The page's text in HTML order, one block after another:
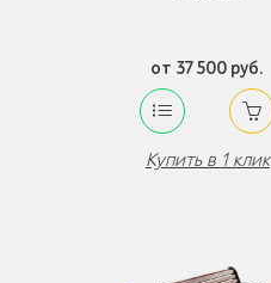
от 37 500 руб.
Купить в 1 клик